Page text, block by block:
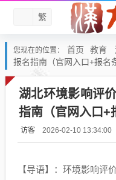
繁
您现在的位置： 首页 教育
报名指南（官网入口+报名
湖北环境影响评
指南（官网入口+
访客 2026-02-10 13:34:00
【导语】：环境影响评